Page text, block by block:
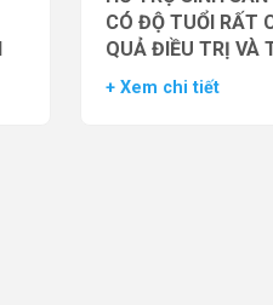
CÓ ĐỘ TUỔI RẤT
QUẢ ĐIỀU TRỊ VÀ
THỨC LÂM SÀNG
+ Xem chi tiết